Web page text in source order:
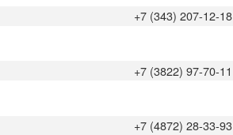
+7 (343) 207-12-18
+7 (3822) 97-70-11
+7 (4872) 28-33-93